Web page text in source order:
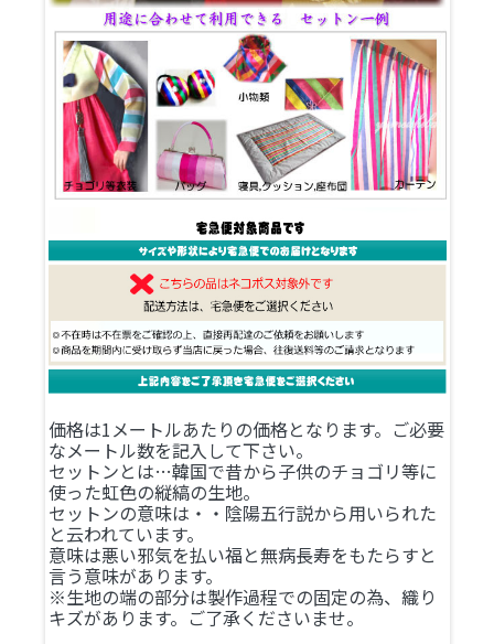
価格は1メートルあたりの価格となります。ご必要
なメートル数を記入して下さい。
セットンとは…韓国で昔から子供のチョゴリ等に
使った虹色の縦縞の生地。
セットンの意味は・・陰陽五行説から用いられた
と云われています。
意味は悪い邪気を払い福と無病長寿をもたらすと
言う意味があります。
※生地の端の部分は製作過程での固定の為、織り
キズがあります。ご了承くださいませ。